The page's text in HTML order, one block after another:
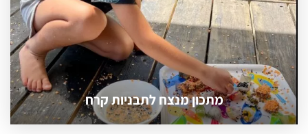
מתכון מנצח לתבניות קרח